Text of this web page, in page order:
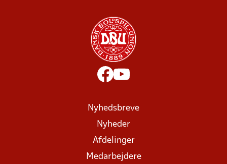
Nyhedsbreve
Nyheder
Afdelinger
Medarbejdere